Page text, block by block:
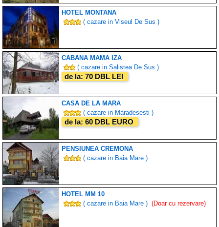
HOTEL MONTANA
( cazare in Viseul De Sus )
CABANA MAMA IZA
( cazare in Salistea De Sus )
de la: 70 DBL LEI
CASA DE LA MARA
( cazare in Maradesesti )
de la: 60 DBL EURO
PENSIUNEA CREMONA
( cazare in Baia Mare )
HOTEL MM 10
( cazare in Baia Mare ) (Doar cu rezervare)